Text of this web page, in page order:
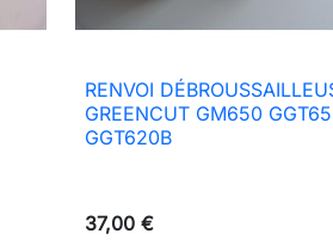
 Aperçu rapide
RENVOI
GREENCUT GM650
GGT620B
37,00 €